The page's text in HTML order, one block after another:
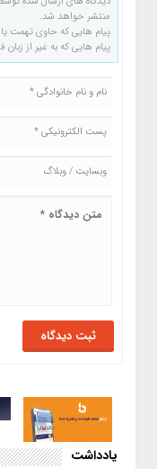
منتشر خواهد شد.
پیام هایی که حاوی تهمت
پیام هایی که به غیر از
یادداشت